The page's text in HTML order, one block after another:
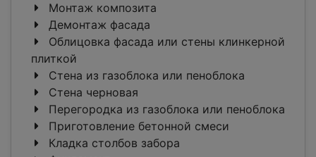
Монтаж композита
Демонтаж фасада
Облицовка фасада или стены клинкерной
плиткой
Стена из газоблока или пеноблока
Стена черновая
Перегородка из газоблока или пеноблока
Приготовление бетонной смеси
Кладка столбов забора